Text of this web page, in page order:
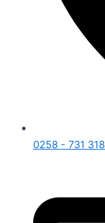
0258 - 731 318